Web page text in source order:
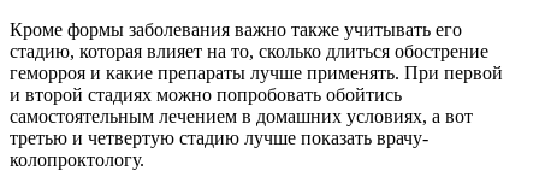
Кроме формы заболевания важно также учитывать его
стадию, которая влияет на то, сколько длиться обострение
геморроя и какие препараты лучше применять. При первой
и второй стадиях можно попробовать обойтись
самостоятельным лечением в домашних условиях, а вот
третью и четвертую стадию лучше показать врачу-
колопроктологу.